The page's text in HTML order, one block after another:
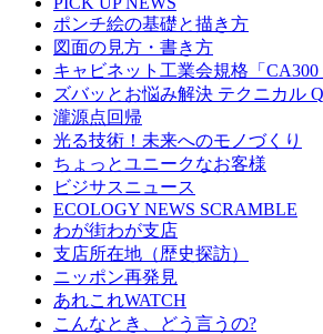
ポンチ絵の基礎と描き方
図面の見方・書き方
キャビネット工業会規格「
ズバッとお悩み解決 テクニカル Q
瀧源点回帰
光る技術！未来へのモノづくり
ちょっとユニークなお客様
ビジサスニュース
ECOLOGY NEWS SCRAMBLE
わが街わが支店
支店所在地（歴史探訪）
ニッポン再発見
あれこれWATCH
こんなとき、どう言うの?